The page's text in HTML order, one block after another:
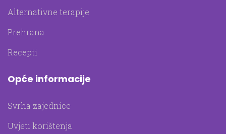
Alternativne terapije
Prehrana
Recepti
Opće informacije
Svrha zajednice
Uvjeti korištenja